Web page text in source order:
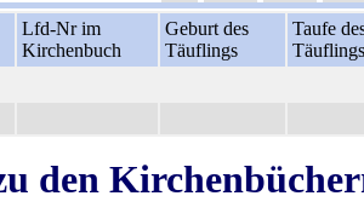
Lfd-Nr im
Kirchenbuch
Geburt des
Täuflings
Taufe
Täuflings
den